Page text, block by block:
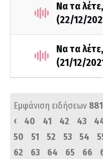
Να τα
(22/12/
Να τα
(21/12/
Εμφάνιση ειδήσεων
‹
40 41 42 43
50
51 52 53 54
62
63 64 65 66